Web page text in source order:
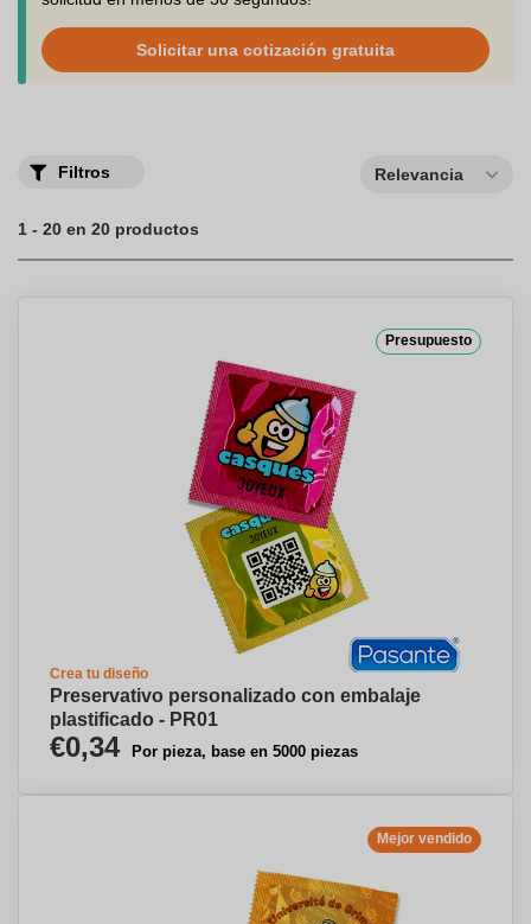
Solicitar una cotización gratuita
Filtros Relevancia
1 - 20 en 20 productos
Presupuesto
Crea tu diseño
Preservativo personalizado con embalaje
plastificado - PR01
€0,34 Por pieza, base en 5000 piezas
Mejor vendido